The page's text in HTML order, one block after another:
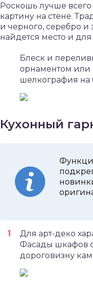
Роскошь лучше
картину на стене.
и черного, серебро
найдется место и
Блеск и
орнаментом или
шелкография на
Кухонный
Для арт-деко
Фасады шкафов
дороговизну